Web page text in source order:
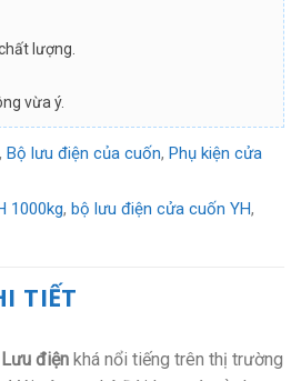
mỡ được nhiều lần
lượng.
vừa ý.
, Bộ lưu điện của cuốn, Phụ kiện cửa
1000kg, bộ lưu điện cửa cuốn YH,
TIẾT
Lưu điện khá nổi tiếng trên thị trường